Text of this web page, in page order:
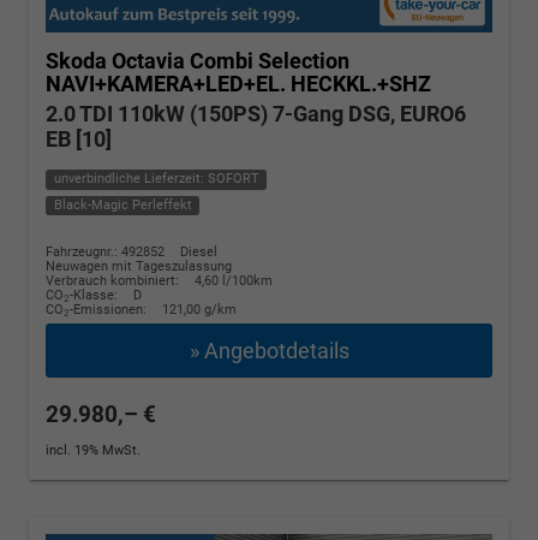
Skoda Octavia Combi Selection
NAVI+KAMERA+LED+EL. HECKKL.+SHZ
2.0 TDI 110kW (150PS) 7-Gang DSG, EURO6
EB [10]
unverbindliche Lieferzeit: SOFORT
Black-Magic Perleffekt
Fahrzeugnr.: 492852
Diesel
Neuwagen mit Tageszulassung
Verbrauch kombiniert:
4,60 l/100km
CO2-Klasse:
D
CO2-Emissionen: 121,00 g/km
» Angebotdetails
29.980,– €
incl. 19% MwSt.